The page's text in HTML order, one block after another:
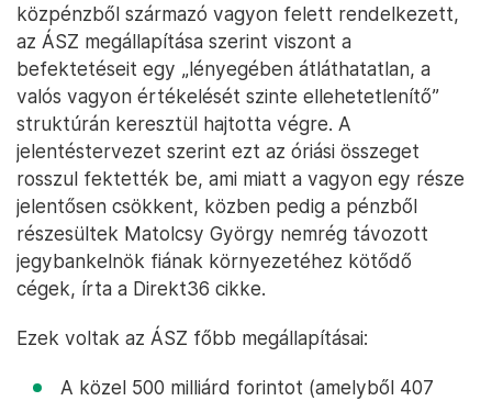
közpénzből származó vagyon felett rendelkezett,
az ÁSZ megállapítása szerint viszont a
befektetéseit egy „lényegében átláthatatlan, a
valós vagyon értékelését szinte ellehetetlenítő”
struktúrán keresztül hajtotta végre. A
jelentéstervezet szerint ezt az óriási összeget
rosszul fektették be, ami miatt a vagyon egy része
jelentősen csökkent, közben pedig a pénzből
részesültek Matolcsy György nemrég távozott
jegybankelnök fiának környezetéhez kötődő
cégek, írta a Direkt36 cikke.
Ezek voltak az ÁSZ főbb megállapításai:
A közel 500 milliárd forintot (amelyből 407